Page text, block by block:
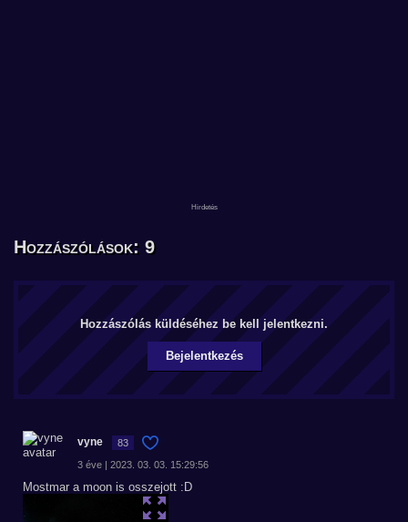
Hozzászólások: 9
Hozzászólás küldéséhez be kell jelentkezni.
Bejelentkezés
vyne 83
3 éve | 2023. 03. 03. 15:29:56
Mostmar a moon is osszejott :D